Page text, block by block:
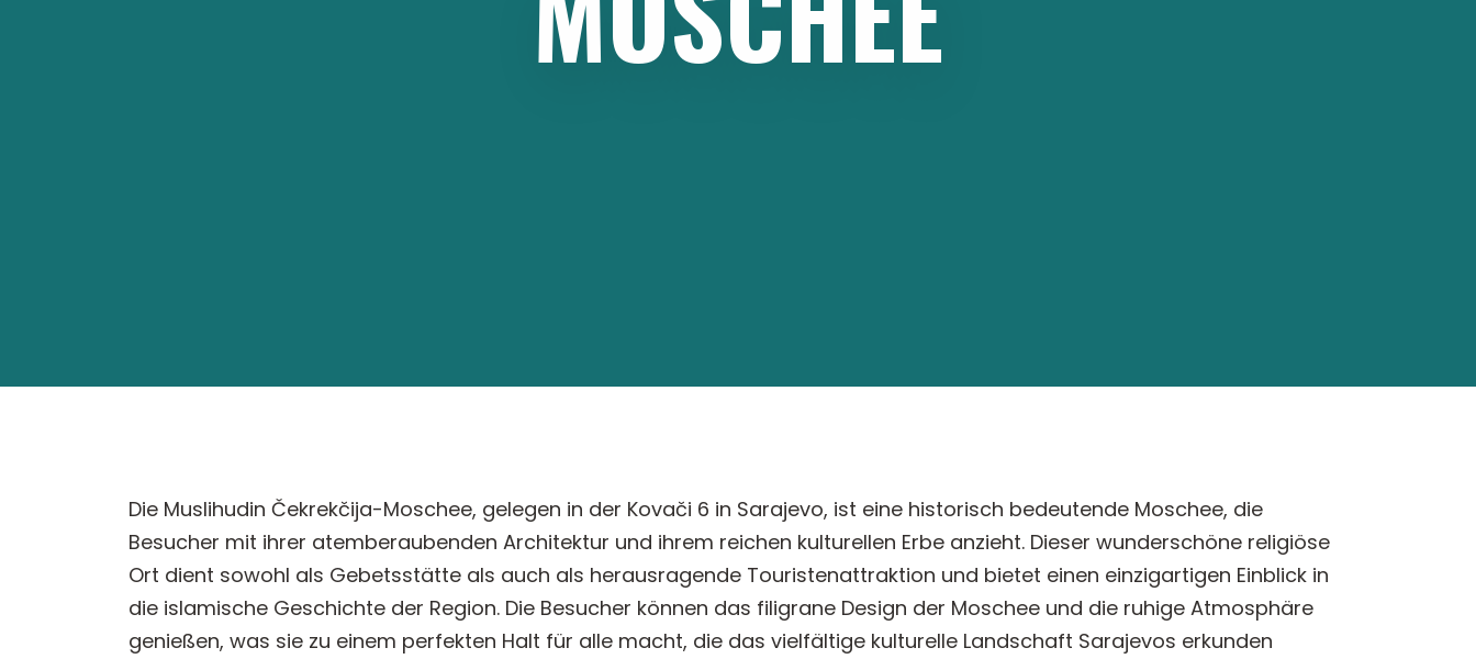
Die Muslihudin Čekrekčija-Moschee, gelegen in der Kovači 6 in Sarajevo, ist eine historisch bedeutende Moschee, die
Besucher mit ihrer atemberaubenden Architektur und ihrem reichen kulturellen Erbe anzieht. Dieser wunderschöne religiöse
Ort dient sowohl als Gebetsstätte als auch als herausragende Touristenattraktion und bietet einen einzigartigen Einblick in
die islamische Geschichte der Region. Die Besucher können das filigrane Design der Moschee und die ruhige Atmosphäre
genießen, was sie zu einem perfekten Halt für alle macht, die das vielfältige kulturelle Landschaft Sarajevos erkunden